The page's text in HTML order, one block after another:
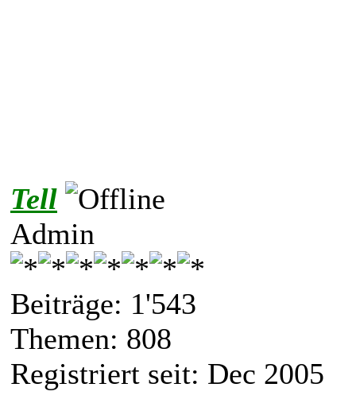
Tell
Admin
Beiträge: 1'543
Themen: 808
Registriert seit: Dec 2005